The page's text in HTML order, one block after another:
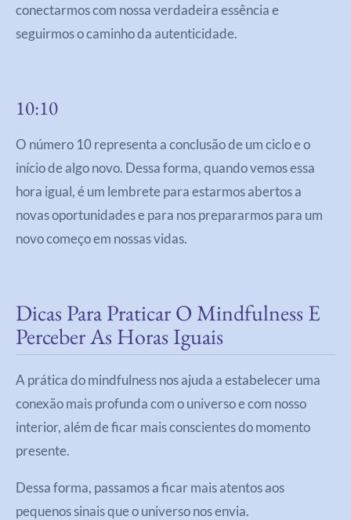
conectarmos com nossa verdadeira essência e
seguirmos o caminho da autenticidade.
10:10
O número 10 representa a conclusão de um ciclo e o
início de algo novo. Dessa forma, quando vemos essa
hora igual, é um lembrete para estarmos abertos a
novas oportunidades e para nos prepararmos para um
novo começo em nossas vidas.
Dicas Para Praticar O Mindfulness E
Perceber As Horas Iguais
A prática do mindfulness nos ajuda a estabelecer uma
conexão mais profunda com o universo e com nosso
interior, além de ficar mais conscientes do momento
presente.
Dessa forma, passamos a ficar mais atentos aos
pequenos sinais que o universo nos envia.